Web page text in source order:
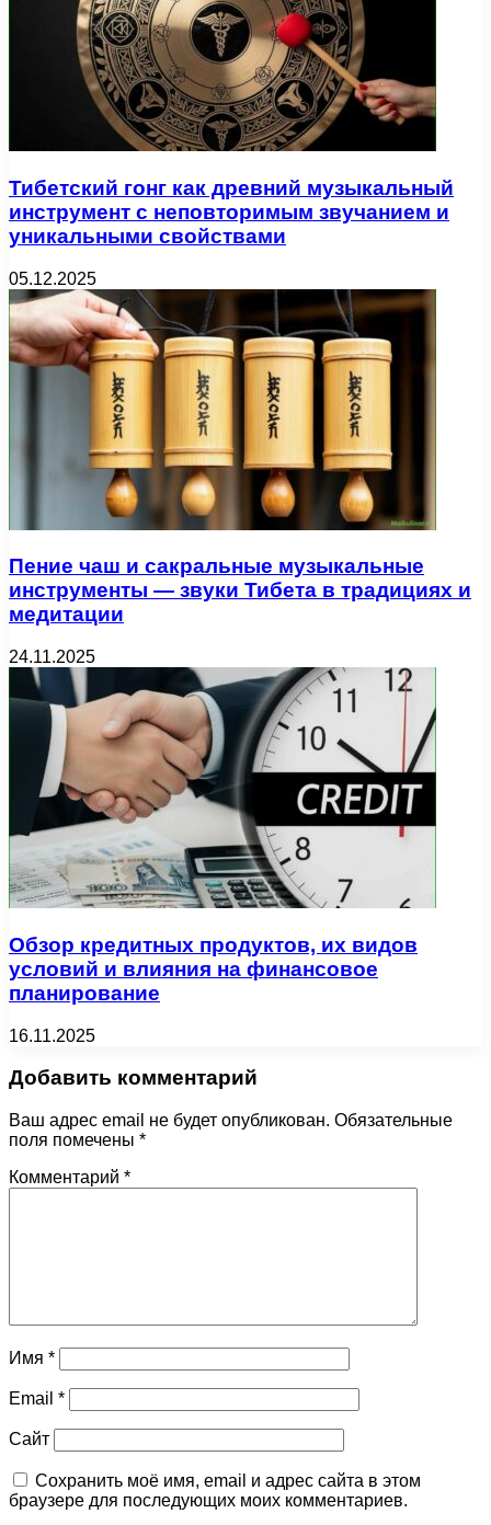
Тибетский гонг как древний музыкальный
инструмент с неповторимым звучанием и
уникальными свойствами
05.12.2025
Пение чаш и сакральные музыкальные
инструменты — звуки Тибета в традициях и
медитации
24.11.2025
Обзор кредитных продуктов, их видов
условий и влияния на финансовое
планирование
16.11.2025
Добавить комментарий
Ваш адрес email не будет опубликован. Обязательные
поля помечены *
Комментарий *
Имя *
Email *
Сайт
Сохранить моё имя, email и адрес сайта в этом
браузере для последующих моих комментариев.